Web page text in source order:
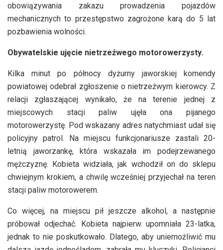
obowiązywania zakazu prowadzenia pojazdów
mechanicznych to przestępstwo zagrożone karą do 5 lat
pozbawienia wolności.
Obywatelskie ujęcie nietrzeźwego motorowerzysty.
Kilka minut po północy dyżurny jaworskiej komendy
powiatowej odebrał zgłoszenie o nietrzeźwym kierowcy. Z
relacji zgłaszającej wynikało, że na terenie jednej z
miejscowych stacji paliw ujęła ona pijanego
motorowerzystę. Pod wskazany adres natychmiast udał się
policyjny patrol. Na miejscu funkcjonariusze zastali 20-
letnią jaworzankę, która wskazała im podejrzewanego
mężczyznę. Kobieta widziała, jak wchodził on do sklepu
chwiejnym krokiem, a chwilę wcześniej przyjechał na teren
stacji paliw motorowerem.
Co więcej, na miejscu pił jeszcze alkohol, a następnie
próbował odjechać. Kobieta najpierw upomniała 23-latka,
jednak to nie poskutkowało. Dlatego, aby uniemożliwić mu